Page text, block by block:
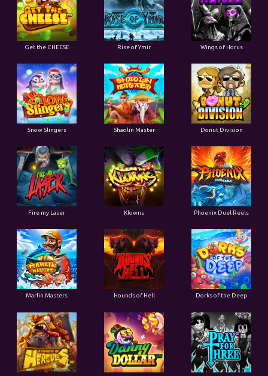
Get the CHEESE Rise of Ymir Wings of Horus
Snow Slingers Shaolin Master Donut Division
Fire my Laser Klowns Phoenix Duel Reels
Marlin Masters Hounds of Hell Dorks of the Deep